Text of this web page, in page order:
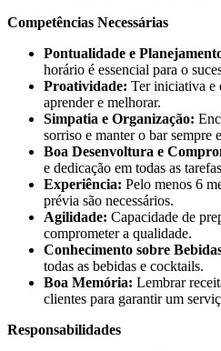
Competências Necessárias
Pontualidade e
horário é essencial para o
Proatividade: Ter iniciativa e
aprender e melhorar.
Simpatia e Organização:
sorriso e manter o bar sempre
Boa Desenvoltura e
e dedicação em todas as
Experiência: Pelo menos 6
prévia são necessários.
Agilidade: Capacidade de
comprometer a qualidade.
Conhecimento sobre
todas as bebidas e cocktails.
Boa Memória: Lembrar
clientes para garantir um
Responsabilidades